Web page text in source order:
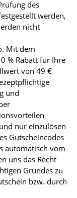
des
werden,
nicht
Mit dem
% Rabatt für Ihre
von 49 €
und
nur einzulösen
Gutscheincodes
automatisch vom
uns das Recht
Grundes zu
bzw. durch